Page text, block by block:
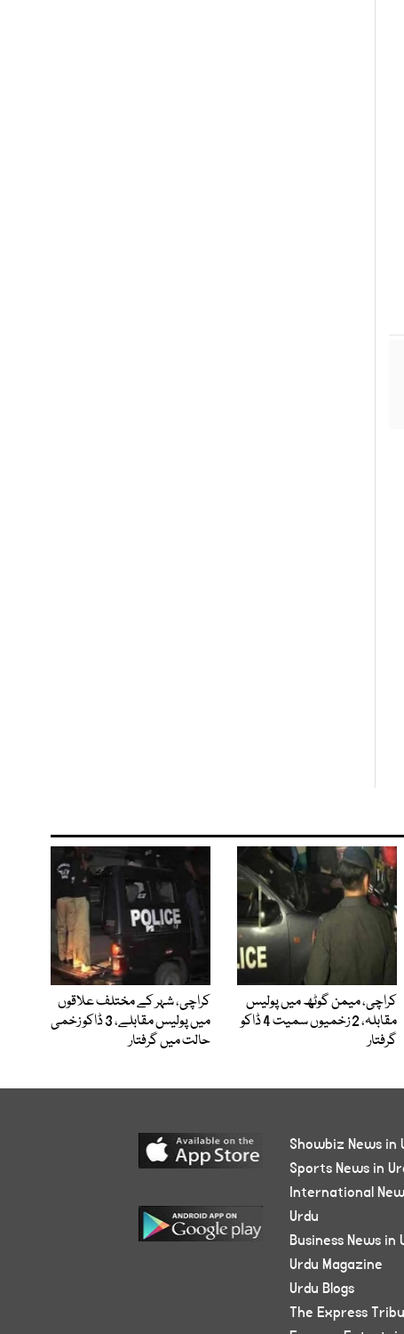
کراچی، میمن گوٹھ میں پولیس
مقابلہ، 2 زخمیوں سمیت 4 ڈاکو
گرفتار
کراچی، شہر کے مختلف علاقوں
میں پولیس مقابلے، 3 ڈاکو زخمی
حالت میں گرفتار
Showbiz News in
Sports News in
International
Urdu
Business News in
Urdu Magazine
Urdu Blogs
The Express